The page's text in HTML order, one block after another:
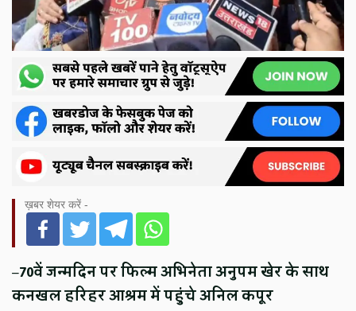
ख़बर शेयर करें -
–70वें जन्मदिन पर फिल्म अभिनेता अनुपम खेर के साथ
कनखल हरिहर आश्रम में पहुंचे अनिल कपूर